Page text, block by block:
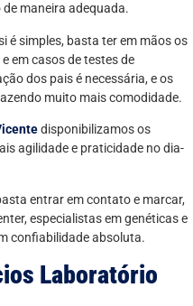
maneira adequada.
é simples, basta ter em mãos os
em casos de testes de
dos pais é necessária, e os
muito mais comodidade.
disponibilizamos os
agilidade e praticidade no dia-
entrar em contato e marcar,
especialistas em genéticas e
confiabilidade absoluta.
Laboratório